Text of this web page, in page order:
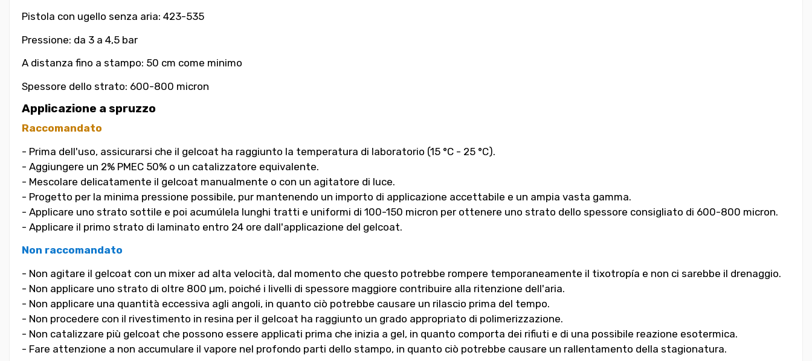
Pistola con ugello senza aria: 423-535
Pressione: da 3 a 4,5 bar
A distanza fino a stampo: 50 cm come minimo
Spessore dello strato: 600-800 micron
Applicazione a spruzzo
Raccomandato
- Prima dell'uso, assicurarsi che il gelcoat ha raggiunto la temperatura di laboratorio (15 °C - 25 °C).
- Aggiungere un 2% PMEC 50% o un catalizzatore equivalente.
- Mescolare delicatamente il gelcoat manualmente o con un agitatore di luce.
- Progetto per la minima pressione possibile, pur mantenendo un importo di applicazione accettabile e un ampia vasta gamma.
- Applicare uno strato sottile e poi acumúlela lunghi tratti e uniformi di 100-150 micron per ottenere uno strato dello spessore consigliato di 600-800 micron.
- Applicare il primo strato di laminato entro 24 ore dall'applicazione del gelcoat.
Non raccomandato
- Non agitare il gelcoat con un mixer ad alta velocità, dal momento che questo potrebbe rompere temporaneamente il tixotropía e non ci sarebbe il drenaggio.
- Non applicare uno strato di oltre 800 µm, poiché i livelli di spessore maggiore contribuire alla ritenzione dell'aria.
- Non applicare una quantità eccessiva agli angoli, in quanto ciò potrebbe causare un rilascio prima del tempo.
- Non procedere con il rivestimento in resina per il gelcoat ha raggiunto un grado appropriato di polimerizzazione.
- Non catalizzare più gelcoat che possono essere applicati prima che inizia a gel, in quanto comporta dei rifiuti e di una possibile reazione esotermica.
- Fare attenzione a non accumulare il vapore nel profondo parti dello stampo, in quanto ciò potrebbe causare un rallentamento della stagionatura.